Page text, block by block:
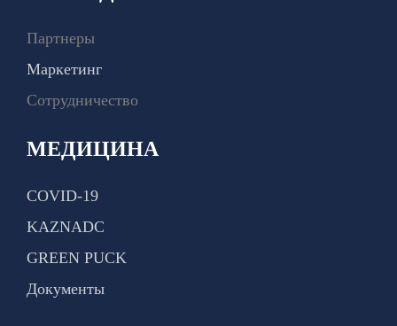
Партнеры
Маркетинг
Сотрудничество
МЕДИЦИНА
COVID-19
KAZNADC
GREEN PUCK
Документы